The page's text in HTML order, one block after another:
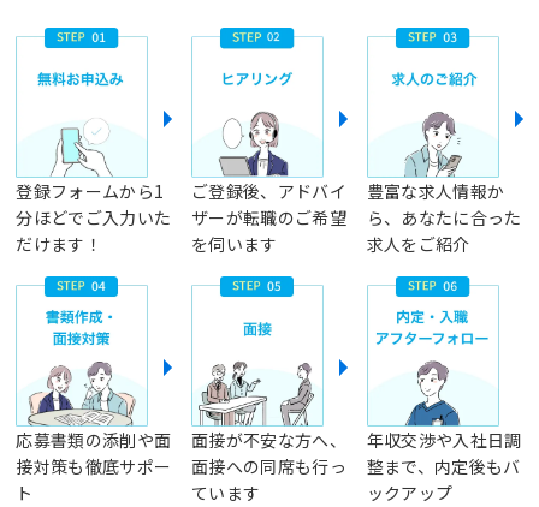
登録フォームから1
分ほどでご入力いた
だけます！
ご登録後、アドバイ
ザーが転職のご希望
を伺います
豊富な求人情報か
ら、あなたに合った
求人をご紹介
応募書類の添削や面
接対策も徹底サポー
ト
面接が不安な方へ、
面接への同席も行っ
ています
年収交渉や入社日調
整まで、内定後もバ
ックアップ